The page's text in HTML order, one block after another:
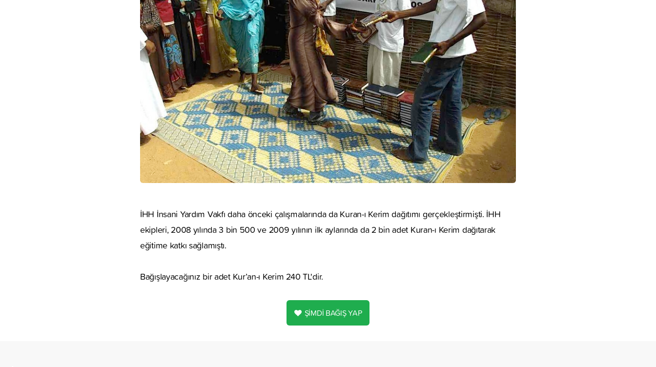
İHH İnsani Yardım Vakfı daha önceki çalışmalarında da Kuran-ı Kerim dağıtımı gerçekleştirmişti. İHH
ekipleri, 2008 yılında 3 bin 500 ve 2009 yılının ilk aylarında da 2 bin adet Kuran-ı Kerim dağıtarak
eğitime katkı sağlamıştı.
Bağışlayacağınız bir adet Kur’an-ı Kerim 240 TL'dir.
ŞİMDİ BAĞIŞ YAP